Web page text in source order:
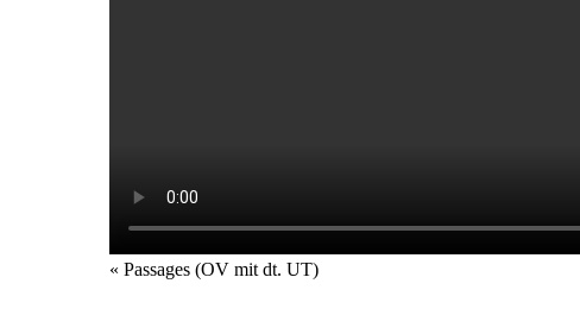
Veranstaltung
« Passages (OV mit dt. UT)